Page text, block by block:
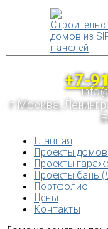
+7-
г.Москва,
Главная
Проекты
Проекты
Проекты бань
Портфолио
Цены
Контакты